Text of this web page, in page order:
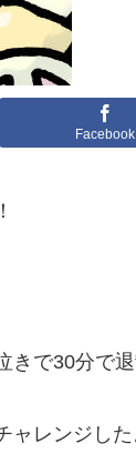
Facebook
きで30分で
ャレンジした